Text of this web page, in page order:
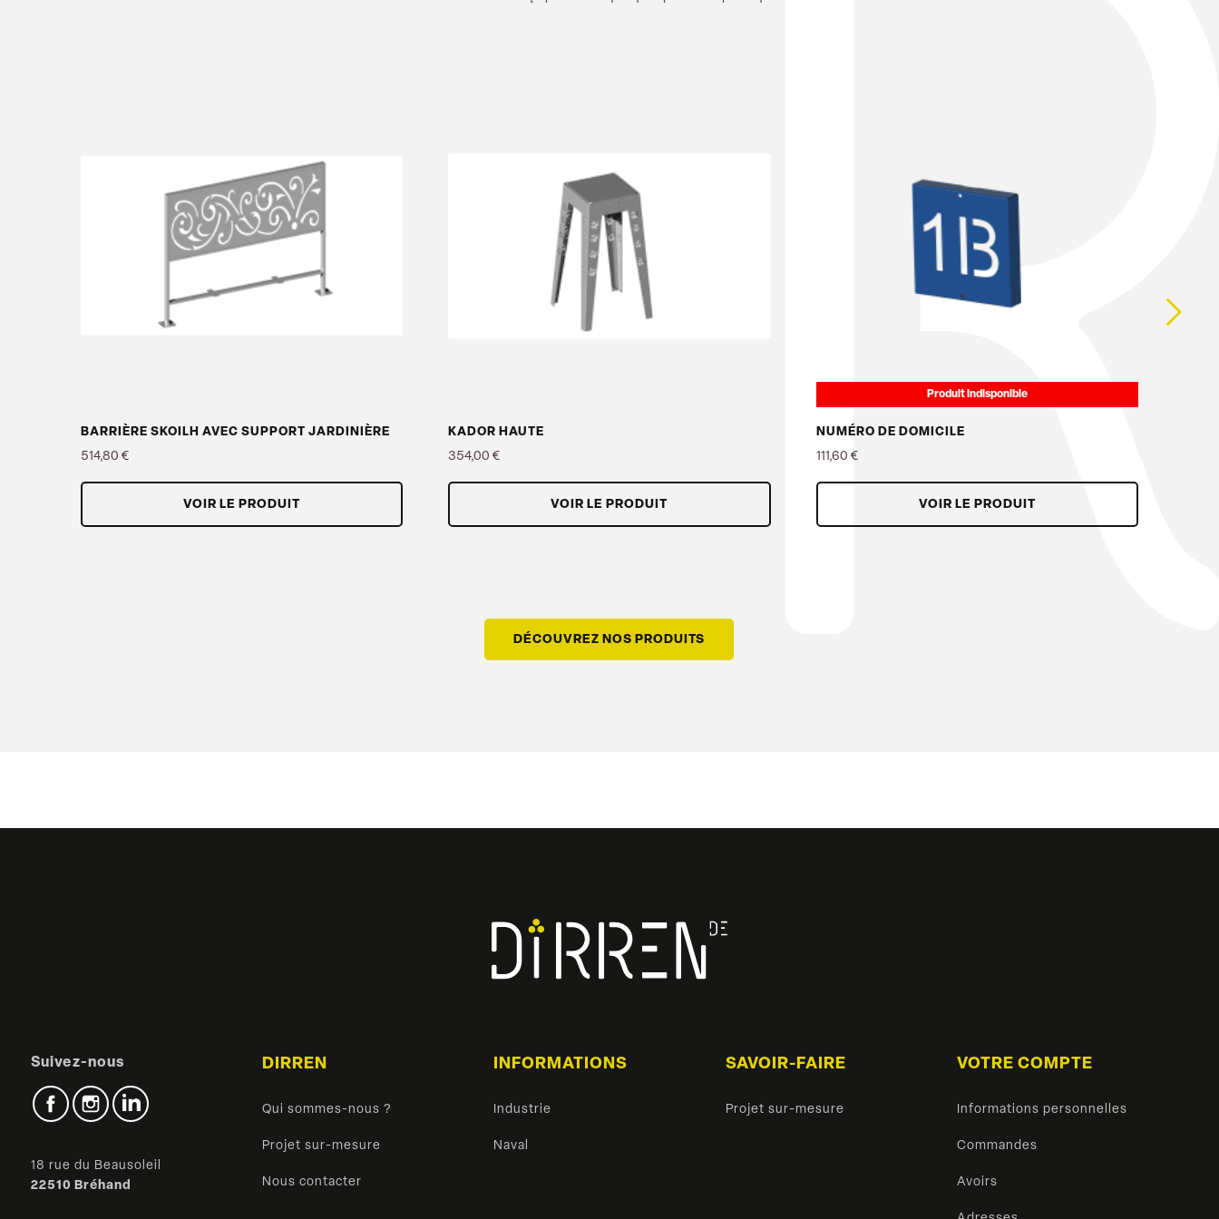
BARRIÈRE SKOILH AVEC SUPPORT JARDINIÈRE
514,80 €
VOIR LE PRODUIT
KADOR HAUTE
354,00 €
VOIR LE PRODUIT
Produit indisponible
NUMÉRO DE DOMICILE
111,60 €
VOIR LE PRODUIT
DÉCOUVREZ NOS PRODUITS
Suivez-nous
FacebookInstagramLinkedIn
18 rue du Beausoleil
22510 Bréhand
DIRREN
Qui sommes-nous ?
Projet sur-mesure
Nous contacter
INFORMATIONS
Industrie
Naval
SAVOIR-FAIRE
Projet sur-mesure
VOTRE COMPTE
Informations personnelles
Commandes
Avoirs